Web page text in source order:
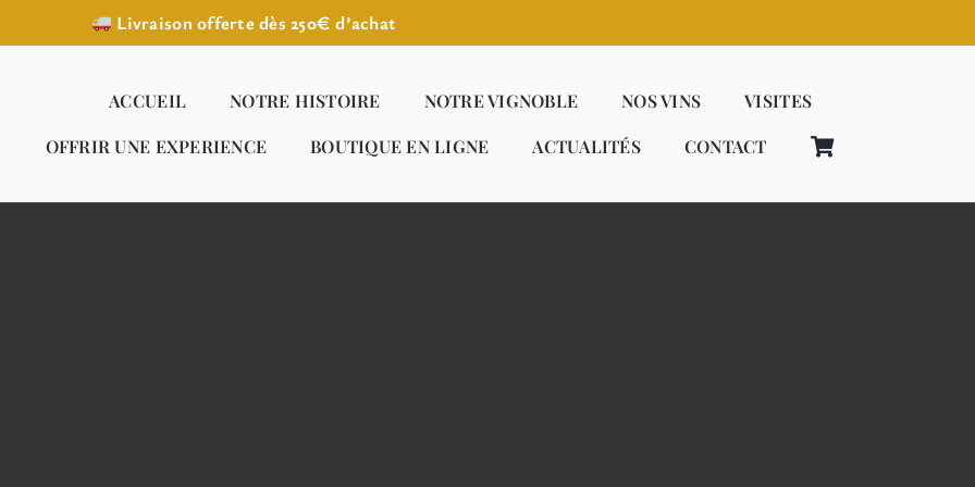
Livraison offerte dès 250€ d’achat
ACCUEIL NOTRE HISTOIRE NOTRE VIGNOBLE NOS VINS
VISITES
OFFRIR UNE EXPERIENCE
BOUTIQUE EN LIGNE ACTUALITÉS CONTACT